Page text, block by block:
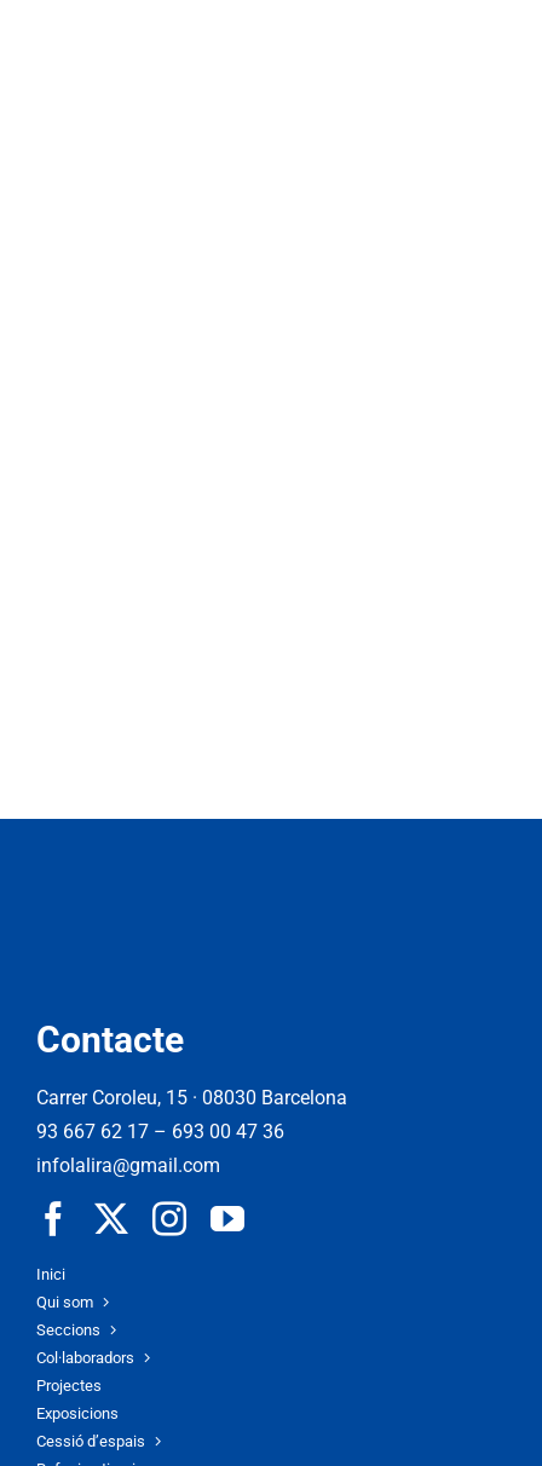
Contacte
Carrer Coroleu, 15 · 08030 Barcelona
93 667 62 17– 693 00 47 36
infolalira@gmail.com
Inici
Qui som
Seccions
Col·laboradors
Projectes
Exposicions
Cessió d’espais